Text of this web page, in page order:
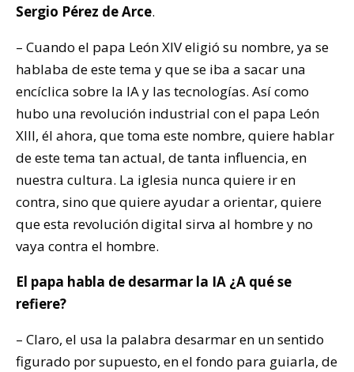
Sergio Pérez de Arce.
– Cuando el papa León XIV eligió su nombre, ya se
hablaba de este tema y que se iba a sacar una
encíclica sobre la IA y las tecnologías. Así como
hubo una revolución industrial con el papa León
XIII, él ahora, que toma este nombre, quiere hablar
de este tema tan actual, de tanta influencia, en
nuestra cultura. La iglesia nunca quiere ir en
contra, sino que quiere ayudar a orientar, quiere
que esta revolución digital sirva al hombre y no
vaya contra el hombre.
El papa habla de desarmar la IA ¿A qué se
refiere?
– Claro, el usa la palabra desarmar en un sentido
figurado por supuesto, en el fondo para guiarla, de